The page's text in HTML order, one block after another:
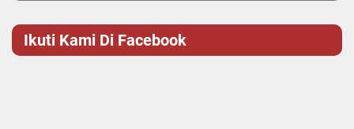
Ikuti Kami Di Facebook